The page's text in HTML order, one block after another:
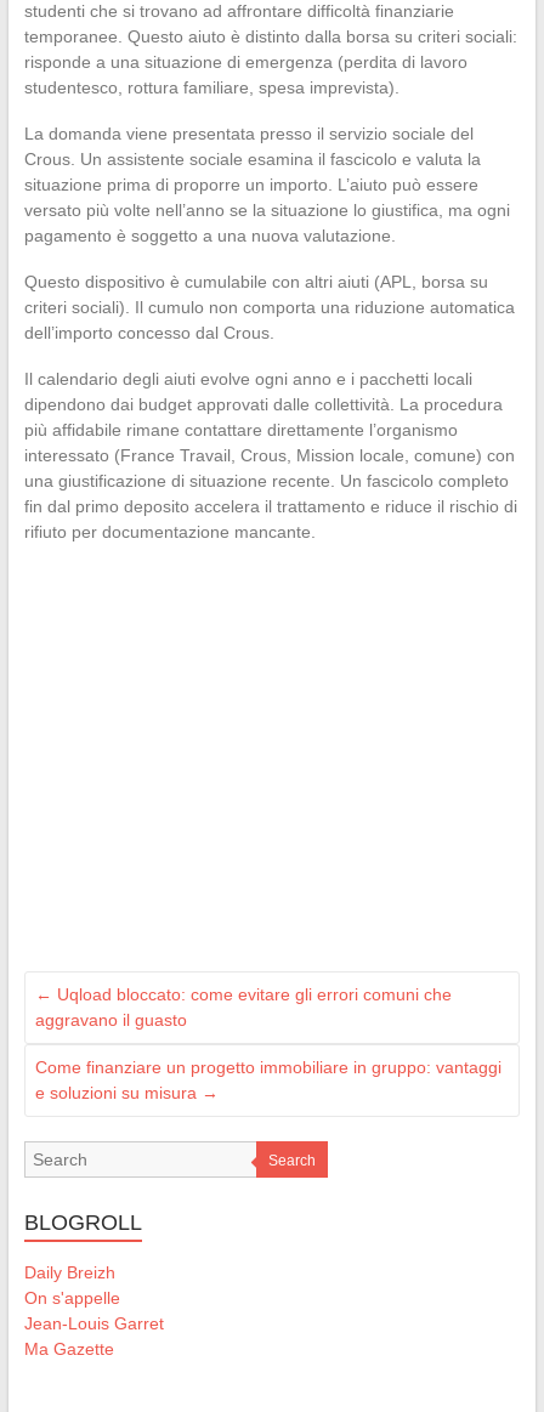
studenti che si trovano ad affrontare difficoltà finanziarie
temporanee. Questo aiuto è distinto dalla borsa su criteri sociali:
risponde a una situazione di emergenza (perdita di lavoro
studentesco, rottura familiare, spesa imprevista).
La domanda viene presentata presso il servizio sociale del
Crous. Un assistente sociale esamina il fascicolo e valuta la
situazione prima di proporre un importo. L’aiuto può essere
versato più volte nell’anno se la situazione lo giustifica, ma ogni
pagamento è soggetto a una nuova valutazione.
Questo dispositivo è cumulabile con altri aiuti (APL, borsa su
criteri sociali). Il cumulo non comporta una riduzione automatica
dell’importo concesso dal Crous.
Il calendario degli aiuti evolve ogni anno e i pacchetti locali
dipendono dai budget approvati dalle collettività. La procedura
più affidabile rimane contattare direttamente l’organismo
interessato (France Travail, Crous, Mission locale, comune) con
una giustificazione di situazione recente. Un fascicolo completo
fin dal primo deposito accelera il trattamento e riduce il rischio di
rifiuto per documentazione mancante.
← Uqload bloccato: come evitare gli errori comuni che
aggravano il guasto
Come finanziare un progetto immobiliare in gruppo: vantaggi
e soluzioni su misura →
Search
BLOGROLL
Daily Breizh
On s'appelle
Jean-Louis Garret
Ma Gazette